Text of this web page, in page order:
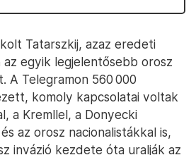
Tatarszkij, azaz eredeti
az egyik legjelentősebb orosz
A Telegramon 560 000
komoly kapcsolatai voltak
a Kremllel, a Donyecki
az orosz nacionalistákkal is,
invázió kezdete óta uralják az